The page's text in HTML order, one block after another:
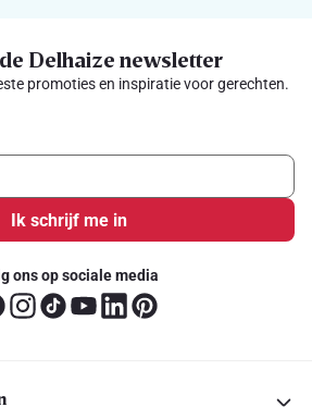
Delhaize newsletter
promoties en inspiratie voor gerechten.
Ik schrijf me in
ons op sociale media